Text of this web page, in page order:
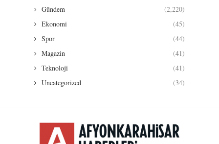
Gündem
(2,220)
Ekonomi
(45)
Spor
(44)
Magazin
(41)
Teknoloji
(41)
Uncategorized
(34)